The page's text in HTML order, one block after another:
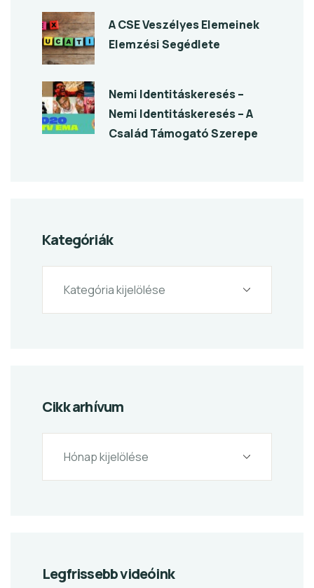
A CSE Veszélyes Elemeinek
Elemzési Segédlete
Nemi Identitáskeresés –
Nemi Identitáskeresés – A
Család Támogató Szerepe
Kategóriák
Cikk arhívum
Legfrissebb videóink